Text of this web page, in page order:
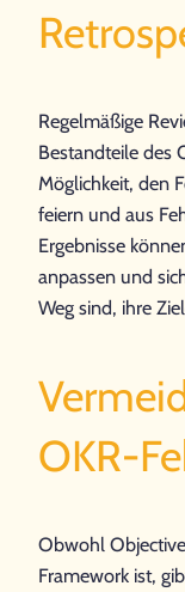
Regelmäßige
Bestandteile des
Möglichkeit, den
feiern und aus
Ergebnisse
anpassen und
Weg sind, ihre
OKR-
Obwohl
Framework ist,